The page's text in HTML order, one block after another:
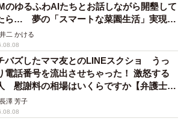
のゆるふわAIたちとお話しながら開墾して
ら… 夢の「スマートな菜園生活」実現な
井二 かける
バズしたママ友とのLINEスクショ うっ
電話番号を流出させちゃった！ 激怒する
慰謝料の相場はいくらですか【弁護士が
】
長澤 芳子